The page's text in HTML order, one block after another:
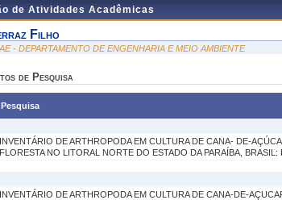
de Atividades Acadêmicas
Filho
- DEPARTAMENTO DE ENGENHARIA E MEIO AMBIENTE
de Pesquisa
INVENTÁRIO DE ARTHROPODA EM CULTURA DE CANA- DE-
FLORESTA NO LITORAL NORTE DO ESTADO DA PARAÍBA, BRASIL:
INVENTÁRIO DE ARTHROPODA EM CULTURA DE CANA-DE-